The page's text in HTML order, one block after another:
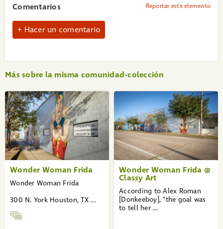
Reportar este elemento
Comentarios
Hacer un comentario
Más sobre la misma comunidad-colección
Wonder Woman Frida
Wonder Woman Frida
300 N. York Houston, TX ...
Wonder Woman Frida @
Classy Art
According to Alex Roman
[Donkeeboy], "the goal was
to tell her ...
«
1
2
3
4
»